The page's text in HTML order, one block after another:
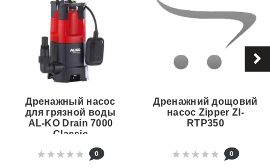
Дренажный насос
для грязной воды
AL-KO Drain 7000
Classic
0
Дренажний дощовий
насос Zipper ZI-
RTP350
0